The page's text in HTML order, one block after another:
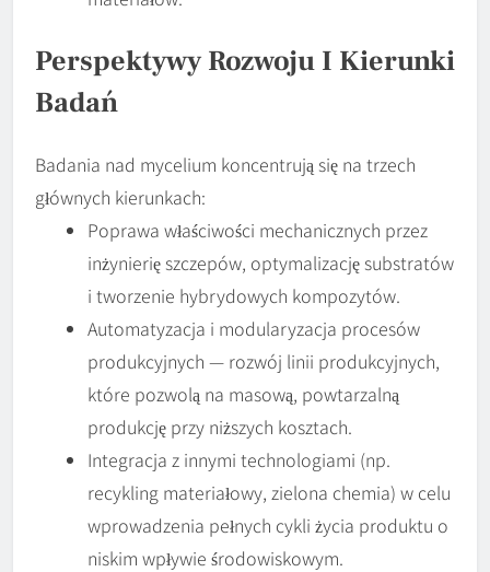
Perspektywy Rozwoju I Kierunki
Badań
Badania nad mycelium koncentrują się na trzech
głównych kierunkach:
Poprawa właściwości mechanicznych przez
inżynierię szczepów, optymalizację substratów
i tworzenie hybrydowych kompozytów.
Automatyzacja i modularyzacja procesów
produkcyjnych — rozwój linii produkcyjnych,
które pozwolą na masową, powtarzalną
produkcję przy niższych kosztach.
Integracja z innymi technologiami (np.
recykling materiałowy, zielona chemia) w celu
wprowadzenia pełnych cykli życia produktu o
niskim wpływie środowiskowym.